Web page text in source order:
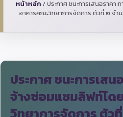
หน้าหลัก / ประกาศ ชนะการเสนอราค
อาคารคณะวิทยาการจัดการ ตัวที่ ๒ จำน
ประกาศ ชนะการเสน
จ้างซ่อมแซมลิฟท์โด